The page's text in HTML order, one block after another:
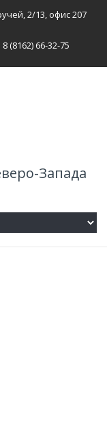
2/13, офис 207
8 (8162) 66-32-75
Запада